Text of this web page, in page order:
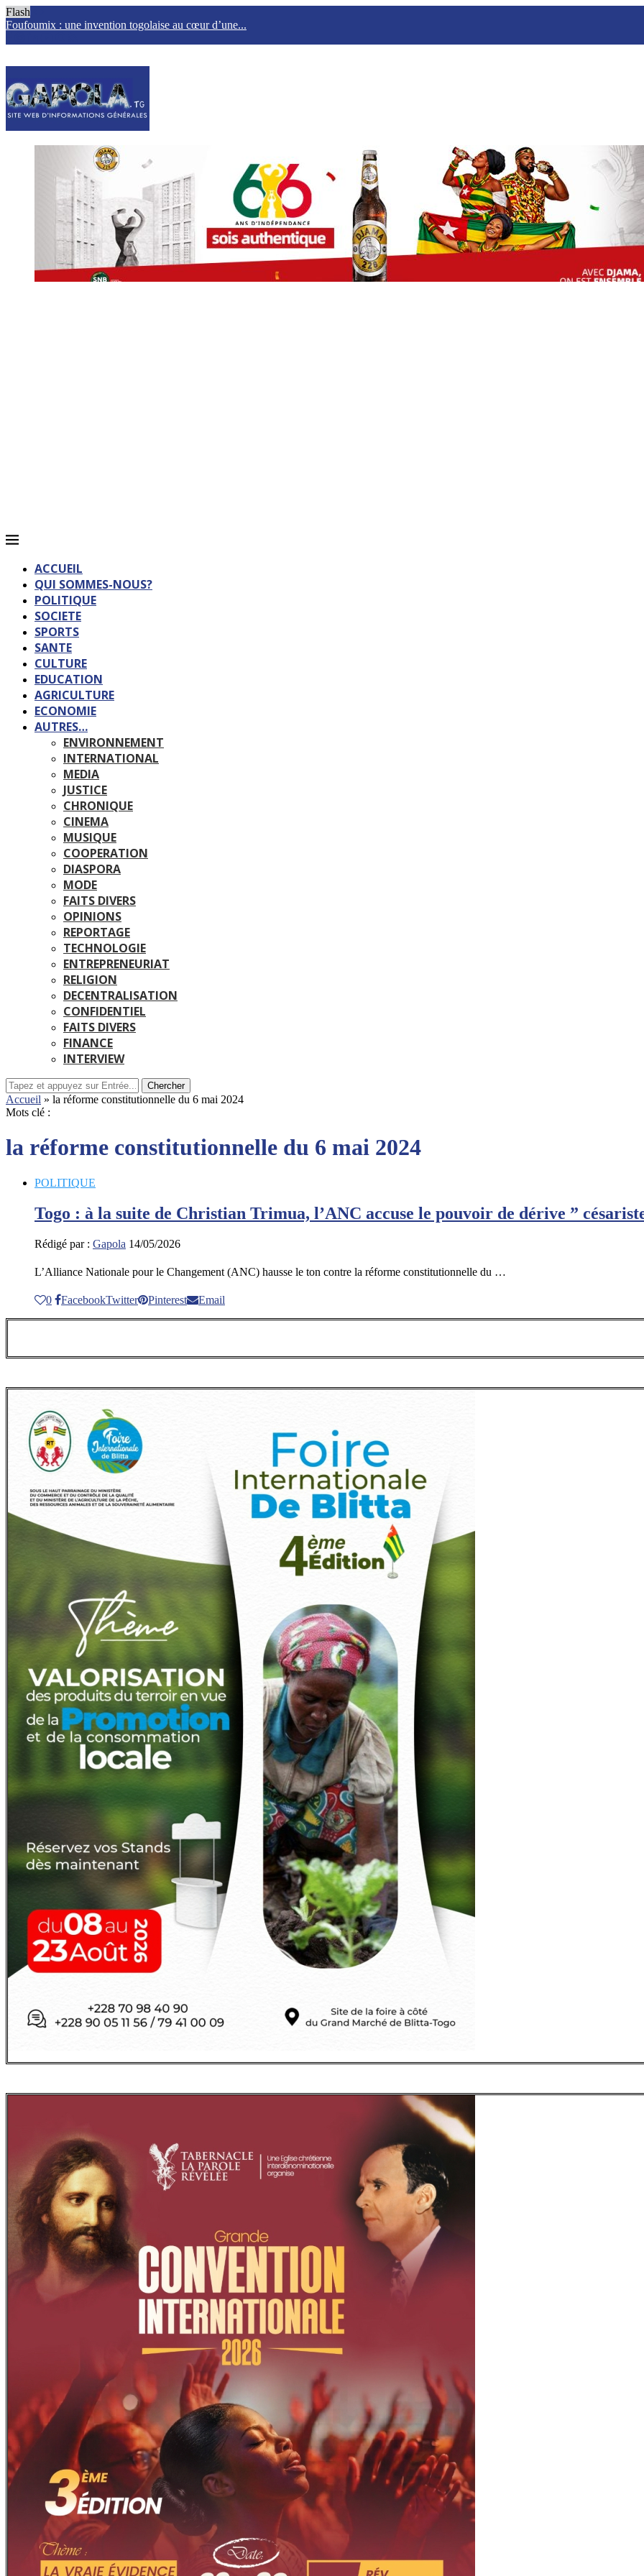
Flash
Foufoumix : une invention togolaise au cœur d’une...
ACCUEIL
QUI SOMMES-NOUS?
POLITIQUE
SOCIETE
SPORTS
SANTE
CULTURE
EDUCATION
AGRICULTURE
ECONOMIE
AUTRES…
ENVIRONNEMENT
INTERNATIONAL
MEDIA
JUSTICE
CHRONIQUE
CINEMA
MUSIQUE
COOPERATION
DIASPORA
MODE
FAITS DIVERS
OPINIONS
REPORTAGE
TECHNOLOGIE
ENTREPRENEURIAT
RELIGION
DECENTRALISATION
CONFIDENTIEL
FAITS DIVERS
FINANCE
INTERVIEW
Chercher
Accueil » la réforme constitutionnelle du 6 mai 2024
Mots clé :
la réforme constitutionnelle du 6 mai 2024
POLITIQUE
Togo : à la suite de Christian Trimua, l’ANC accuse le pouvoir de dérive ”
Rédigé par : Gapola 14/05/2026
L’Alliance Nationale pour le Changement (ANC) hausse le ton contre la réforme constitutionnelle du …
0 FacebookTwitter Pinterest Email